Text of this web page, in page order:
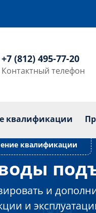
+7 (812) 495-77-20
Контактный телефон
квалификации
Переподготовка
и
и